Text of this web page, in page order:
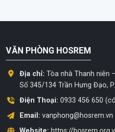
VĂN PHÒNG HOSREM
Địa chỉ: Tòa nhà Thanh niên
Số 345/134 Trần Hưng Đạo,
Điện Thoại: 0933 456 650
Email: vanphong@hosrem.vn